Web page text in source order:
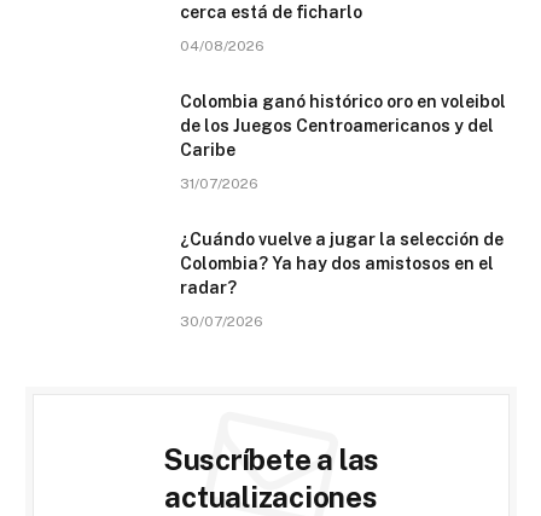
cerca está de ficharlo
04/08/2026
Colombia ganó histórico oro en voleibol
de los Juegos Centroamericanos y del
Caribe
31/07/2026
¿Cuándo vuelve a jugar la selección de
Colombia? Ya hay dos amistosos en el
radar?
30/07/2026
Suscríbete a las
actualizaciones